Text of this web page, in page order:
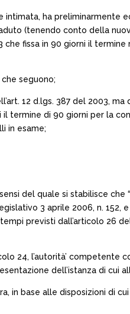
ha preliminarmente
(tenendo conto della
fissa in 90 giorni il
seguono;
12 d.lgs. 387 del 2003, ma
termine di 90 giorni per la
in esame;
del quale si stabilisce
3 aprile 2006, n. 152,
previsti dall’articolo 26
24, l’autorità’
dell’istanza di cui
in base alle disposizioni di